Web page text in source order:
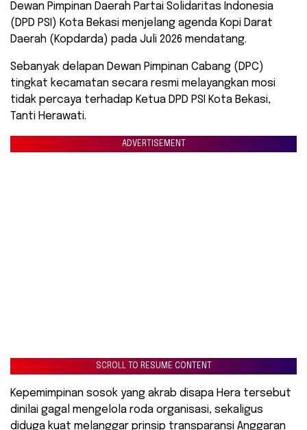
Dewan Pimpinan Daerah Partai Solidaritas Indonesia
(DPD PSI) Kota Bekasi menjelang agenda Kopi Darat
Daerah (Kopdarda) pada Juli 2026 mendatang.
Sebanyak delapan Dewan Pimpinan Cabang (DPC)
tingkat kecamatan secara resmi melayangkan mosi
tidak percaya terhadap Ketua DPD PSI Kota Bekasi,
Tanti Herawati.
ADVERTISEMENT
SCROLL TO RESUME CONTENT
Kepemimpinan sosok yang akrab disapa Hera tersebut
dinilai gagal mengelola roda organisasi, sekaligus
diduga kuat melanggar prinsip transparansi Anggaran